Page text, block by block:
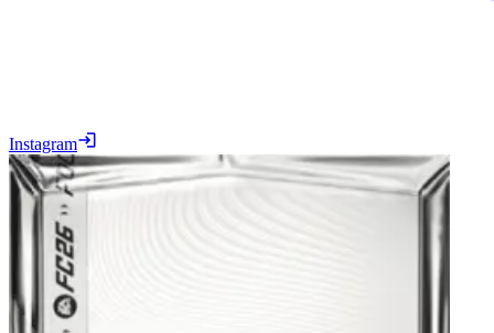
Instagram